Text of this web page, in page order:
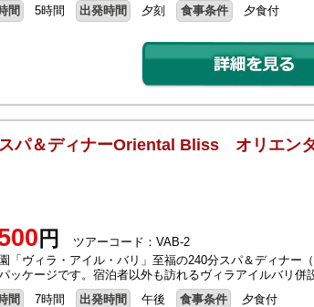
間 5時間 出発時間 夕刻 食事条件 夕食付
パ＆ディナーOriental Bliss オリエン
円
ツアーコード：VAB-2
「ヴィラ・アイル・バリ」至福の240分スパ＆ディナー
ッケージです。宿泊者以外も訪れるヴィラアイルバリ併
間
7時間 出発時間 午後 食事条件 夕食付